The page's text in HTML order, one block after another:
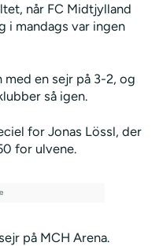
når FC Midtjylland
i mandags var ingen
en sejr på 3-2, og
så igen.
for Jonas Lössl, der
for ulvene.
på MCH Arena.